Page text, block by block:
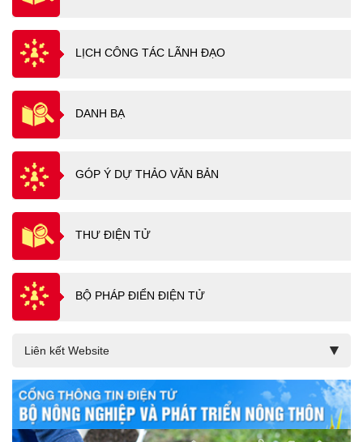
LỊCH CÔNG TÁC LÃNH ĐẠO
DANH BẠ
GÓP Ý DỰ THẢO VĂN BẢN
THƯ ĐIỆN TỬ
BỘ PHÁP ĐIỂN ĐIỆN TỬ